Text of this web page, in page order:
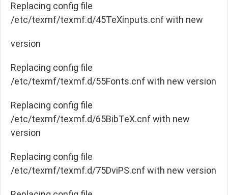
Replacing config file
/etc/texmf/texmf.d/45TeXinputs.cnf with new
version
Replacing config file
/etc/texmf/texmf.d/55Fonts.cnf with new version
Replacing config file
/etc/texmf/texmf.d/65BibTeX.cnf with new
version
Replacing config file
/etc/texmf/texmf.d/75DviPS.cnf with new version